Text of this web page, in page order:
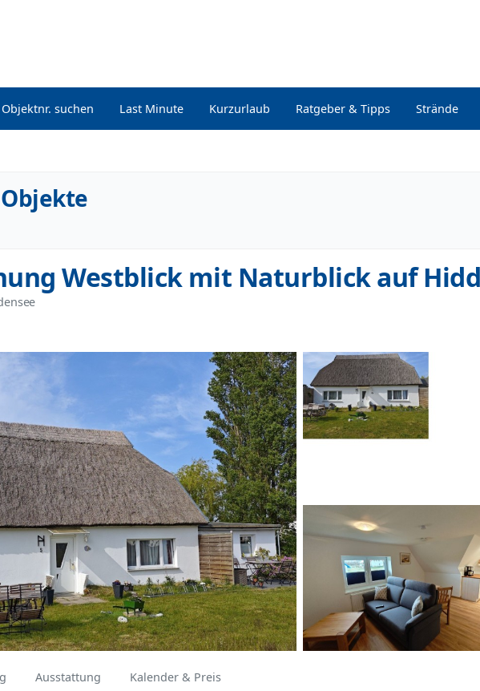
Objektnr. suchen Last Minute Kurzurlaub Ratgeber & Tipps Strände
Westblick mit Naturblick auf
Ausstattung Kalender & Preis